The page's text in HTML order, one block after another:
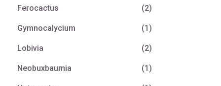
Ferocactus (2)
Gymnocalycium (1)
Lobivia (2)
Neobuxbaumia (1)